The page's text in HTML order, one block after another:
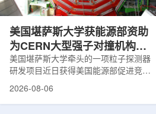
题...
美国堪萨斯大学获能源部资助
为CERN大型强子对撞机构建
新一代探测器
美国堪萨斯大学牵头的一项粒子探测器
研发项目近日获得美国能源部促进竞争
性研究的既定计划(DOE EPSCoR)资
2026-08-06